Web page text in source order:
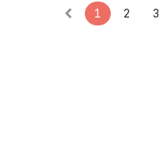
1 2 3